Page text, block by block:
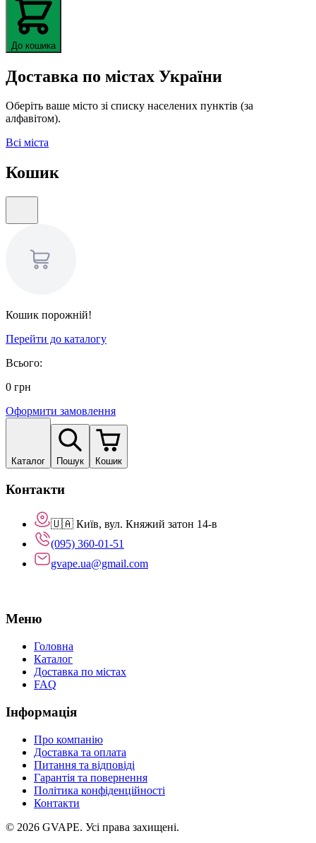
До кошика
Доставка по містах України
Оберіть ваше місто зі списку населених пунктів (за
алфавітом).
Всі міста
Кошик
Кошик порожній!
Перейти до каталогу
Всього:
0 грн
Оформити замовлення
Каталог Пошук Кошик
Контакти
🇺🇦 Київ, вул. Княжий затон 14-в
(095) 360-01-51
gvape.ua@gmail.com
Меню
Головна
Каталог
Доставка по містах
FAQ
Інформація
Про компанію
Доставка та оплата
Питання та відповіді
Гарантія та повернення
Політика конфіденційності
Контакти
© 2026 GVAPE. Усі права захищені.